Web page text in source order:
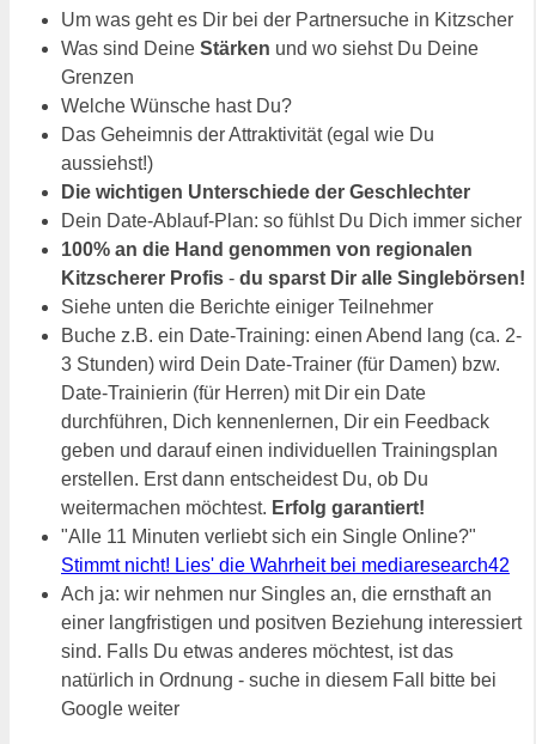
Um was geht es Dir bei der Partnersuche in Kitzscher
Was sind Deine Stärken und wo siehst Du Deine
Grenzen
Welche Wünsche hast Du?
Das Geheimnis der Attraktivität (egal wie Du
aussiehst!)
Die wichtigen Unterschiede der Geschlechter
Dein Date-Ablauf-Plan: so fühlst Du Dich immer sicher
100% an die Hand genommen von regionalen
Kitzscherer Profis - du sparst Dir alle Singlebörsen!
Siehe unten die Berichte einiger Teilnehmer
Buche z.B. ein Date-Training: einen Abend lang (ca. 2-
3 Stunden) wird Dein Date-Trainer (für Damen) bzw.
Date-Trainierin (für Herren) mit Dir ein Date
durchführen, Dich kennenlernen, Dir ein Feedback
geben und darauf einen individuellen Trainingsplan
erstellen. Erst dann entscheidest Du, ob Du
weitermachen möchtest. Erfolg garantiert!
"Alle 11 Minuten verliebt sich ein Single Online?"
Stimmt nicht! Lies' die Wahrheit bei mediaresearch42
Ach ja: wir nehmen nur Singles an, die ernsthaft an
einer langfristigen und positven Beziehung interessiert
sind. Falls Du etwas anderes möchtest, ist das
natürlich in Ordnung - suche in diesem Fall bitte bei
Google weiter